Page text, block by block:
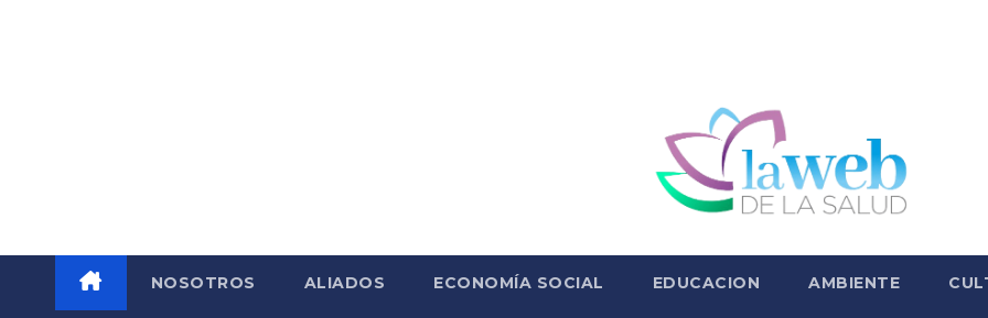
NOSOTROS ALIADOS ECONOMÍA SOCIAL EDUCACION AMBIENTE